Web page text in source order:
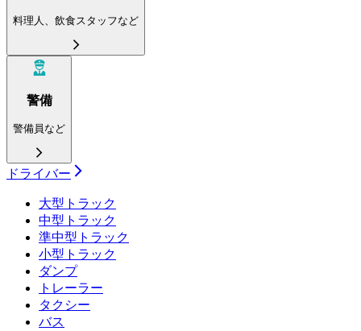
料理人、飲食スタッフなど
警備
警備員など
ドライバー
大型トラック
中型トラック
準中型トラック
小型トラック
ダンプ
トレーラー
タクシー
バス